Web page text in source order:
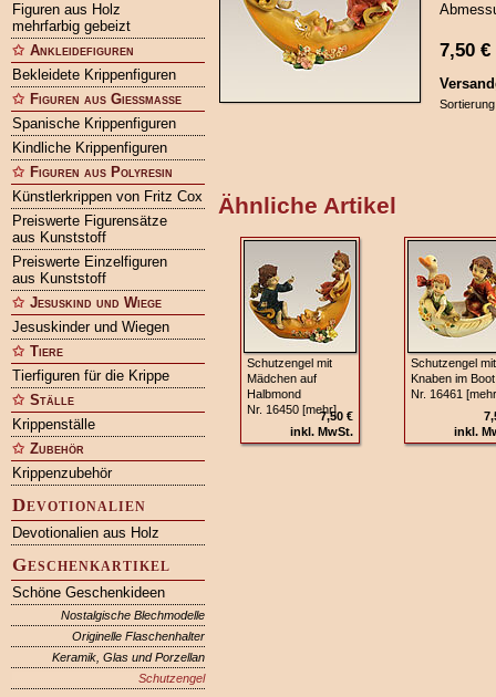
Figuren aus Holz
mehrfarbig gebeizt
Ankleidefiguren
Bekleidete Krippenfiguren
Figuren aus Gießmasse
Spanische Krippenfiguren
Kindliche Krippenfiguren
Figuren aus Polyresin
Künstlerkrippen von Fritz Cox
Preiswerte Figurensätze
aus Kunststoff
Preiswerte Einzelfiguren
aus Kunststoff
Jesuskind und Wiege
Jesuskinder und Wiegen
Tiere
Tierfiguren für die Krippe
Ställe
Krippenställe
Zubehör
Krippenzubehör
Devotionalien
Devotionalien aus Holz
Geschenkartikel
Schöne Geschenkideen
Nostalgische Blechmodelle
Originelle Flaschenhalter
Keramik, Glas und Porzellan
Schutzengel
7,50 €
Ähnliche Artikel
Schutzengel mit
Mädchen auf
Halbmond
Nr. 16450 [mehr]7,50 €
inkl. MwSt.
Schutzengel mit
Knaben im Boot
Nr. 16461
inkl.